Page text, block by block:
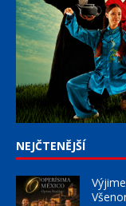
NEJČTENĚJŠÍ